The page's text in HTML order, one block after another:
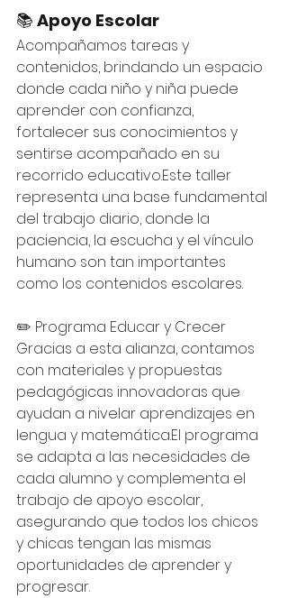
📚 Apoyo Escolar
Acompañamos tareas y
contenidos, brindando un espacio
donde cada niño y niña puede
aprender con confianza,
fortalecer sus conocimientos y
sentirse acompañado en su
recorrido educativo.Este taller
representa una base fundamental
del trabajo diario, donde la
paciencia, la escucha y el vínculo
humano son tan importantes
como los contenidos escolares.
✏️ Programa Educar y Crecer
Gracias a esta alianza, contamos
con materiales y propuestas
pedagógicas innovadoras que
ayudan a nivelar aprendizajes en
lengua y matemática.El programa
se adapta a las necesidades de
cada alumno y complementa el
trabajo de apoyo escolar,
asegurando que todos los chicos
y chicas tengan las mismas
oportunidades de aprender y
progresar.